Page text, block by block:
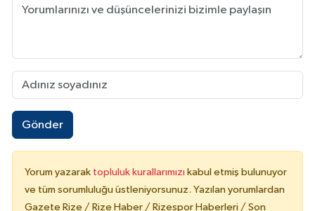
Gönder
Yorum yazarak topluluk kurallarımızı kabul etmiş bulunuyor
ve tüm sorumluluğu üstleniyorsunuz. Yazılan yorumlardan
Gazete Rize / Rize Haber / Rizespor Haberleri / Son